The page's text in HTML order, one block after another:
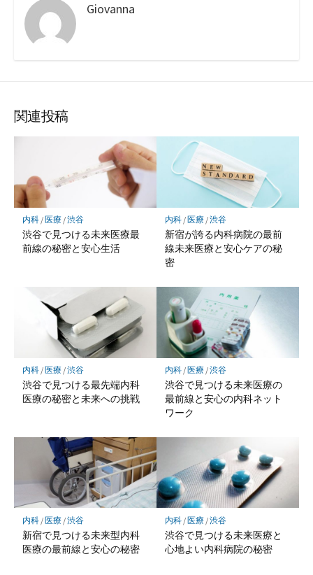
Giovanna
関連投稿
内科/医療/渋谷
渋谷で見つける未来医療最
前線の秘密と安心生活
内科/医療/渋谷
新宿が誇る内科病院の最前
線未来医療と安心ケアの秘
密
内科/医療/渋谷
渋谷で見つける最先端内科
医療の秘密と未来への挑戦
内科/医療/渋谷
渋谷で見つける未来医療の
最前線と安心の内科ネット
ワーク
内科/医療/渋谷
新宿で見つける未来型内科
医療の最前線と安心の秘密
内科/医療/渋谷
渋谷で見つける未来医療と
心地よい内科病院の秘密